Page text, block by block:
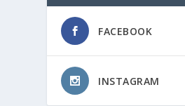
FACEBOOK
INSTAGRAM